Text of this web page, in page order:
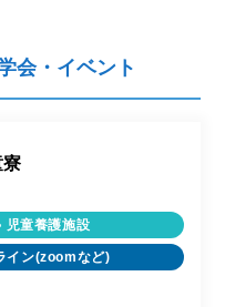
会・イベント
寮
児童養護施設
イン(zoomなど)